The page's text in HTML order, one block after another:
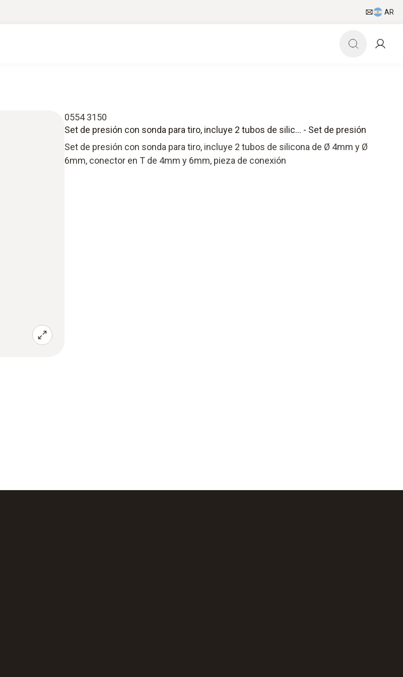
AR
0554 3150
Set de presión con sonda para tiro, incluye 2 tubos de silic... - Set de presión
Set de presión con sonda para tiro, incluye 2 tubos de silicona de Ø 4mm y Ø
6mm, conector en T de 4mm y 6mm, pieza de conexión